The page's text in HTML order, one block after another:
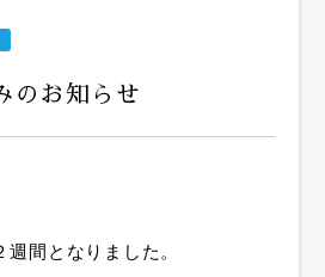
のお知らせ
間となりました。